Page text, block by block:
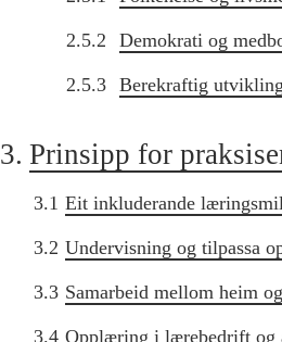
2.5.2 Demokrati og
2.5.3 Berekraftig utvikling
3. Prinsipp for
3.1 Eit inkluderande
3.2 Undervisning og tilpassa
3.3 Samarbeid mellom heim
3.4 Opplæring i lærebedrift og